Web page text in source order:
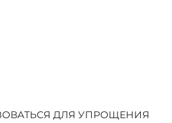
ДЛЯ УПРОЩЕНИЯ